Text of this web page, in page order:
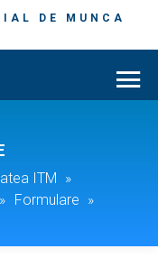
DE MUNCA
ITM »
» Formulare »